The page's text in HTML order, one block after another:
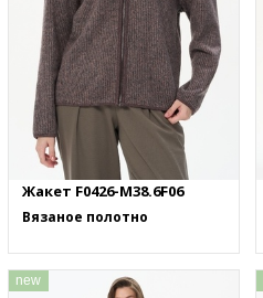
Жакет F0426-M38.6F06
Вязаное полотно
new